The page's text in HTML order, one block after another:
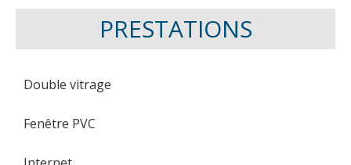
PRESTATIONS
Double vitrage
Fenêtre PVC